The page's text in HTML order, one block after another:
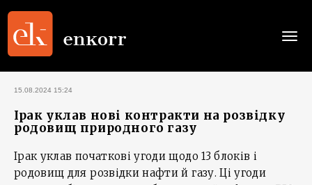
15.08.2024 15:24
Ірак уклав нові контракти на розвідку
родовищ природного газу
Ірак уклав початкові угоди щодо 13 блоків і
родовищ для розвідки нафти й газу. Ці угоди